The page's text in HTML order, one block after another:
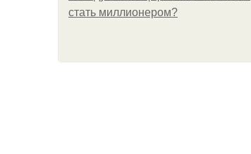
стать миллионером?